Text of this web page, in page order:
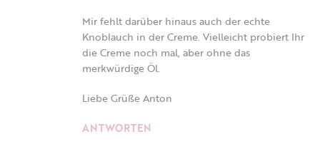
Mir fehlt darüber hinaus auch der echte
Knoblauch in der Creme. Vielleicht probiert Ihr
die Creme noch mal, aber ohne das
merkwürdige Öl.
Liebe Grüße Anton
ANTWORTEN